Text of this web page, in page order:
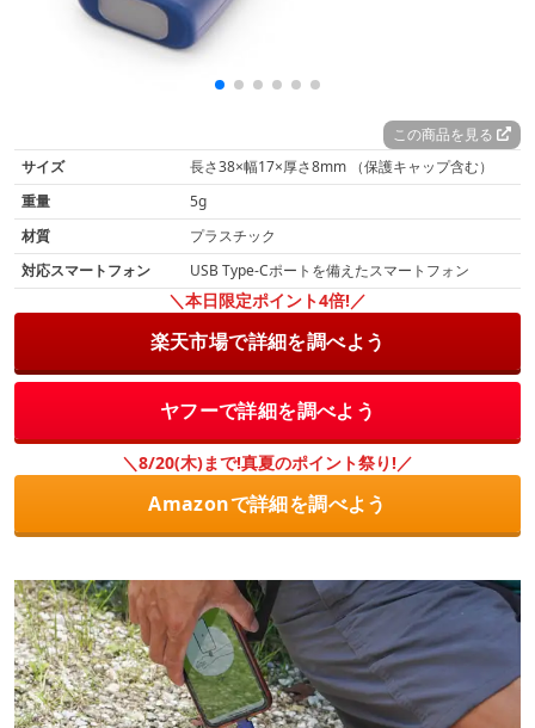
この商品を見る
サイズ
長さ38×幅17×厚さ8mm （保護キャップ含む）
重量
5g
材質
プラスチック
対応スマートフォン
USB Type-Cポートを備えたスマートフォン
＼本日限定ポイント4倍!／
楽天市場で詳細を調べよう
ヤフーで詳細を調べよう
＼8/20(木)まで!真夏のポイント祭り!／
Amazonで詳細を調べよう